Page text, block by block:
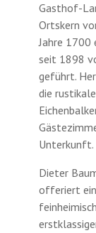
Gasthof-­
Ortskern
Jahre 1700
seit 1898
geführt.
die
Unterkunft.
Dieter
offeriert